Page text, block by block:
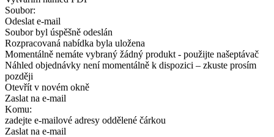
Soubor:
Odeslat e-mail
Soubor byl úspěšně odeslán
Rozpracovaná nabídka byla uložena
Momentálně nemáte vybraný žádný produkt - použijte našeptávač
Náhled objednávky není momentálně k dispozici – zkuste prosím
později
Otevřít v novém okně
Zaslat na e-mail
Komu:
zadejte e-mailové adresy oddělené čárkou
Zaslat na e-mail